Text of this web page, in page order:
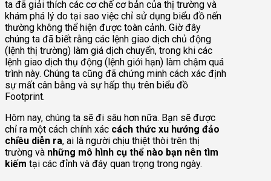
ta đã giải thích các cơ chế cơ bản của thị trường và
khám phá lý do tại sao việc chỉ sử dụng biểu đồ nến
thường không thể hiện được toàn cảnh. Giờ đây
chúng ta đã biết rằng các lệnh giao dịch chủ động
(lệnh thị trường) làm giá dịch chuyển, trong khi các
lệnh giao dịch thụ động (lệnh giới hạn) làm chậm quá
trình này. Chúng ta cũng đã chứng minh cách xác định
sự mất cân bằng và sự hấp thụ trên biểu đồ
Footprint.
Hôm nay, chúng ta sẽ đi sâu hơn nữa. Bạn sẽ được
chỉ ra một cách chính xác cách thức xu hướng đảo
chiều diễn ra, ai là người chịu thiệt thòi trên thị
trường và những mô hình cụ thể nào bạn nên tìm
kiếm tại các đỉnh và đáy quan trọng trong ngày.